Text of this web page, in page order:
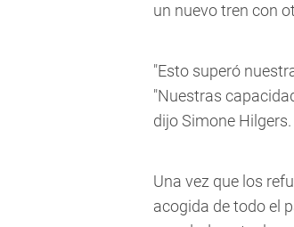
un nuevo tren con
"Esto superó
"Nuestras
dijo Simone Hilgers.
Una vez que los
acogida de todo el